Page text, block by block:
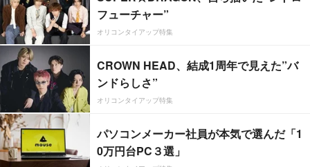
フューチャー”
オリコンタイアップ特集
CROWN HEAD、結成1周年で見えた”バ
ンドらしさ”
オリコンタイアップ特集
パソコンメーカー社員が本気で選んだ「1
0万円台PC３選」